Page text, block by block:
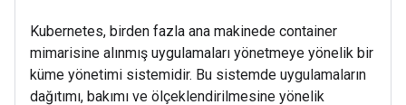
Kubernetes, birden fazla ana makinede container
mimarisine alınmış uygulamaları yönetmeye yönelik bir
küme yönetimi sistemidir. Bu sistemde uygulamaların
dağıtımı, bakımı ve ölçeklendirilmesine yönelik